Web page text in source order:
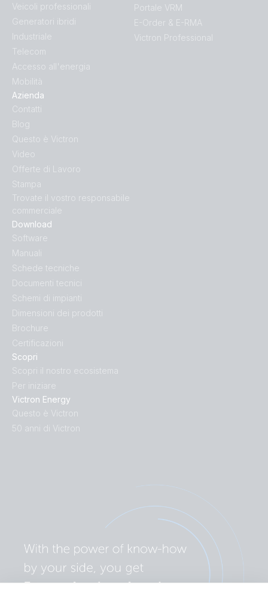
Scopri
Scopri il nostro ecosistema
Per iniziare
Victron Energy
Questo è Victron
50 anni di Victron
Download
Software
Manuali
Schede tecniche
Documenti tecnici
Schemi di impianti
Dimensioni dei prodotti
Brochure
Certificazioni
Veicoli professionali
Generatori ibridi
Industriale
Telecom
Accesso all'energia
Mobilità
Azienda
Contatti
Blog
Questo è Victron
Video
Offerte di Lavoro
Stampa
Trovate il vostro responsabile
commerciale
Portale VRM
E-Order & E-RMA
Victron Professional